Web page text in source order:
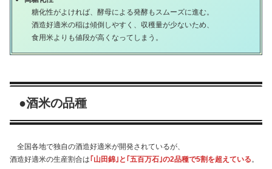
糖化性がよければ、酵母による発酵もスムーズに進む。
酒造好適米の稲は傾倒しやすく、収穫量が少ないため、
食用米よりも値段が高くなってしまう。
●酒米の品種
全国各地で独自の酒造好適米が開発されているが、
酒造好適米の生産割合は｢山田錦｣と｢五百万石｣の2品種で5割を超えている。